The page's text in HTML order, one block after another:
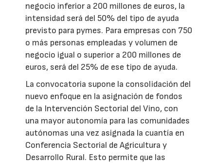
negocio inferior a 200 millones de euros, la
intensidad será del 50% del tipo de ayuda
previsto para pymes. Para empresas con 750
o más personas empleadas y volumen de
negocio igual o superior a 200 millones de
euros, será del 25% de ese tipo de ayuda.
La convocatoria supone la consolidación del
nuevo enfoque en la asignación de fondos
de la Intervención Sectorial del Vino, con
una mayor autonomía para las comunidades
autónomas una vez asignada la cuantía en
Conferencia Sectorial de Agricultura y
Desarrollo Rural. Esto permite que las